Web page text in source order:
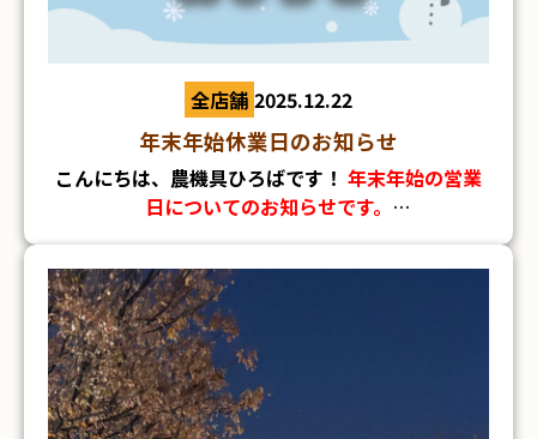
全店舗 2025.12.22
年末年始休業日のお知らせ
こんにちは、農機具ひろばです！ 年末年始の営業
日についてのお知らせです。